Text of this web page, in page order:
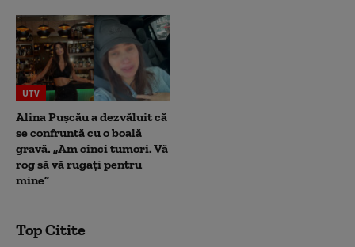
UTV
Alina Pușcău a dezvăluit că
se confruntă cu o boală
gravă. „Am cinci tumori. Vă
rog să vă rugați pentru
mine”
Top Citite